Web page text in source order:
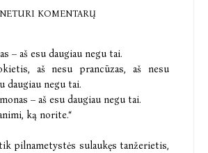
KOMENTARŲ
– aš esu daugiau negu tai.
aš nesu prancūzas, aš nesu
daugiau negu tai.
– aš esu daugiau negu tai.
ką norite.“
pilnametystės sulaukęs tanžerietis,